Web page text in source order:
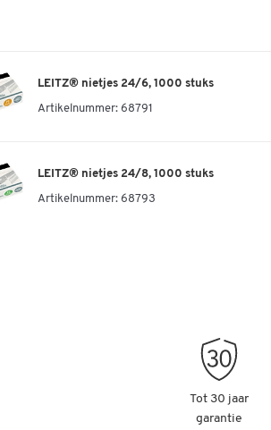
LEITZ® nietjes 24/6, 1000 stuks
Artikelnummer: 68791
LEITZ® nietjes 24/8, 1000 stuks
Artikelnummer: 68793
Tot 30 jaar
garantie